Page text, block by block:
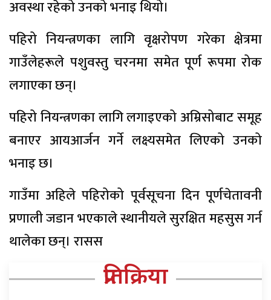
अवस्था रहेको उनको भनाइ थियो।
पहिरो नियन्त्रणका लागि वृक्षरोपण गरेका क्षेत्रमा
गाउँलेहरूले पशुवस्तु चरनमा समेत पूर्ण रूपमा रोक
लगाएका छन्।
पहिरो नियन्त्रणका लागि लगाइएको अम्रिसोबाट समूह
बनाएर आयआर्जन गर्ने लक्ष्यसमेत लिएको उनको
भनाइ छ।
गाउँमा अहिले पहिरोको पूर्वसूचना दिन पूर्णचेतावनी
प्रणाली जडान भएकाले स्थानीयले सुरक्षित महसुस गर्न
थालेका छन्। रासस
प्रतिक्रिया